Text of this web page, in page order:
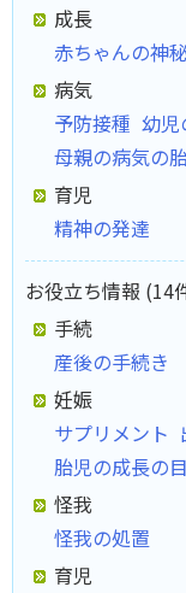
成長
赤ちゃんの神
病気
予防接種 幼児
母親の病気の
育児
精神の発達
お役立ち情報 (14
手続
産後の手続き
妊娠
サプリメント
胎児の成長の
怪我
怪我の処置
育児